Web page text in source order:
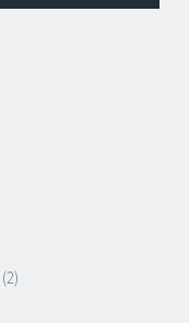
(2)